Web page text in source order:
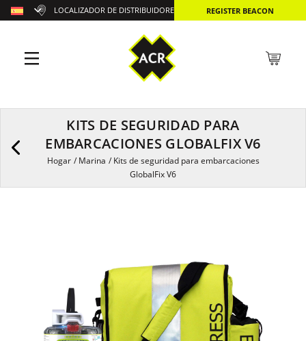
KITS DE SEGURIDAD PARA
EMBARCACIONES GLOBALFIX V6
Hogar /Marina /Kits de seguridad para embarcaciones
GlobalFix V6
LOCALIZADOR DE DISTRIBUIDORES REGISTER BEACON